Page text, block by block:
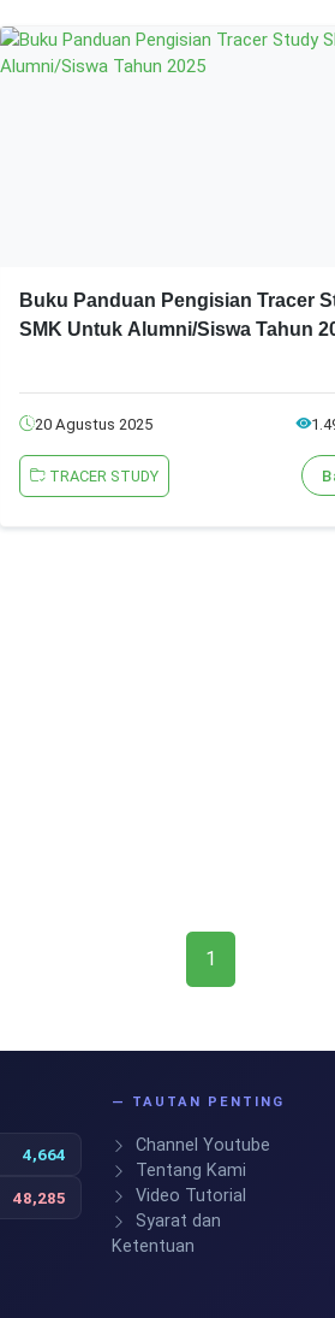
Buku Panduan Pengisian Tracer
SMK Untuk Alumni/Siswa Tahun
20 Agustus 2025
TRACER STUDY
1
4,664
48,285
— TAUTAN PENTING
Channel Youtube
Tentang Kami
Video Tutorial
Syarat dan
Ketentuan